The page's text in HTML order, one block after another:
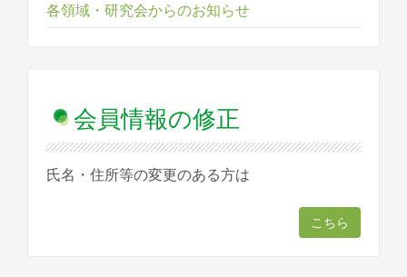
各領域・研究会からのお知らせ
会員情報の修正
氏名・住所等の変更のある方は
こちら